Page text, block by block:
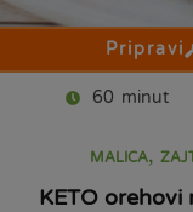
Pripravi
60 minut
MALICA,
KETO orehovi